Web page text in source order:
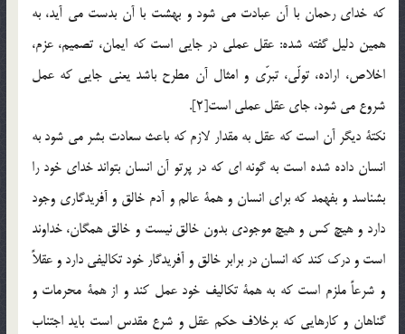
كه خداي رحمان با آن عبادت مي شود و بهشت با آن بدست مي آيد، به
همين دليل گفته شده: عقل عملي در جايي است كه ايمان، تصميم، عزم،
اخلاص، اراده، تولّي، تبرّي و امثال آن مطرح باشد يعني جايي كه عمل
شروع مي شود، جاي عقل عملي است[2].
نكتة ديگر آن است كه عقل به مقدار لازم که باعث سعادت بشر مي شود به
انسان داده شده است به گونه اي که در پرتو آن انسان بتواند خداي خود را
بشناسد و بفهمد كه براي انسان و همة عالم و آدم خالق و آفريدگاري وجود
دارد و هيچ كس و هيچ موجودي بدون خالق نيست و خالق همگان، خداوند
است و درک کند كه انسان در برابر خالق و آفريدگار خود تكاليفي دارد و عقلاً
و شرعاً ملزم است كه به همة تكاليف خود عمل كند و از همة محرمات و
گناهان و كارهايي كه برخلاف حكم عقل و شرع مقدس است بايد اجتناب